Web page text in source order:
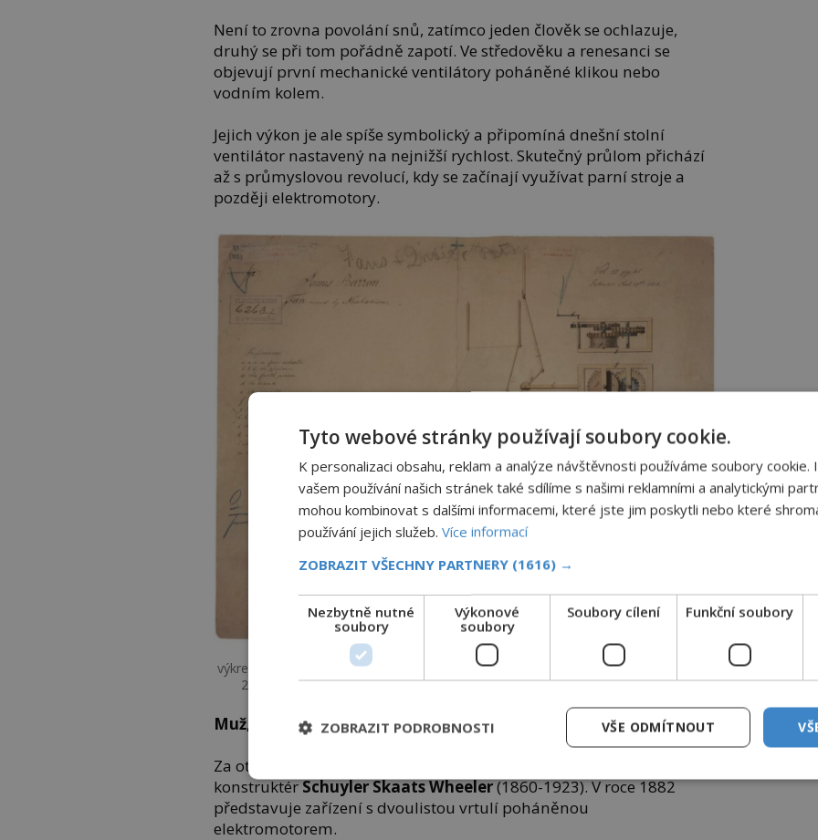
Není to zrovna povolání snů, zatímco jeden člověk se ochlazuje,
druhý se při tom pořádně zapotí. Ve středověku a renesanci se
objevují první mechanické ventilátory poháněné klikou nebo
vodním kolem.
Jejich výkon je ale spíše symbolický a připomíná dnešní stolní
ventilátor nastavený na nejnižší rychlost. Skutečný průlom přichází
až s průmyslovou revolucí, kdy se začínají využívat parní stroje a
později elektromotory.
Různí lidé se pokoušeli sesterojit ochlazovací zařízení. Patentový
výkres pro ventilátor pohybovaný mechanismem , vynalezený Jamesem Barronem,
27. listopadu 1830. Foto: James Barron /Creative Commons/Public Domain
Muž, který roztočí vrtuli
Za otce moderního elektrického ventilátoru je považován americký
konstruktérSchuyler Skaats Wheeler(1860-1923). V roce 1882
představuje zařízení s dvoulistou vrtulí poháněnou
elektromotorem.
Tyto webové stránky používají soubory cookie.
K personalizaci obsahu, reklam a analýze návštěvnosti používáme soubory cookie.
vašem používání našich stránek také sdílíme s našimi reklamními a analytickými
mohou kombinovat s dalšími informacemi, které jste jim poskytli nebo které
používání jejich služeb. Více informací
ZOBRAZIT VŠECHNY PARTNERY (1616) →
Nezbytně nutné
soubory
Výkonové
soubory
Soubory cílení Funkční soubory
VŠE ODMÍTNOUT
ZOBRAZIT PODROBNOSTI